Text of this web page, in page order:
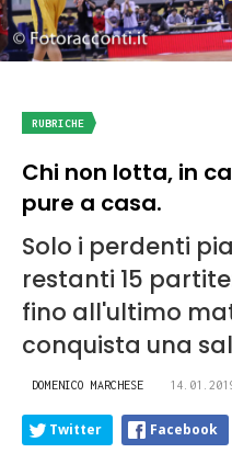
RUBRICHE
Chi non lotta, in
pure a casa.
Solo i perdenti
restanti 15
fino all'ultimo
conquista una
DOMENICO MARCHESE
Twitter Facebook